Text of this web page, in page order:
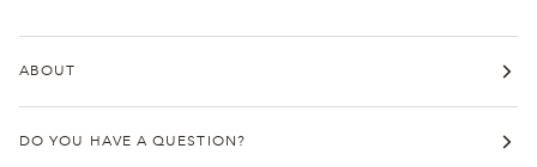
ABOUT
DO YOU HAVE A QUESTION?